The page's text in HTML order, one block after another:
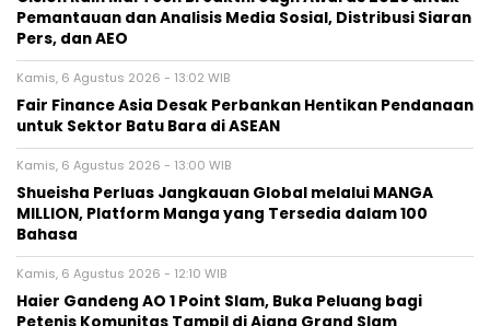
Pemantauan dan Analisis Media Sosial, Distribusi Siaran
Pers, dan AEO
Kamis, 6 Agustus 2026 - 13:02 WIB
Fair Finance Asia Desak Perbankan Hentikan Pendanaan
untuk Sektor Batu Bara di ASEAN
Kamis, 6 Agustus 2026 - 13:00 WIB
Shueisha Perluas Jangkauan Global melalui MANGA
MILLION, Platform Manga yang Tersedia dalam 100
Bahasa
Kamis, 6 Agustus 2026 - 12:10 WIB
Haier Gandeng AO 1 Point Slam, Buka Peluang bagi